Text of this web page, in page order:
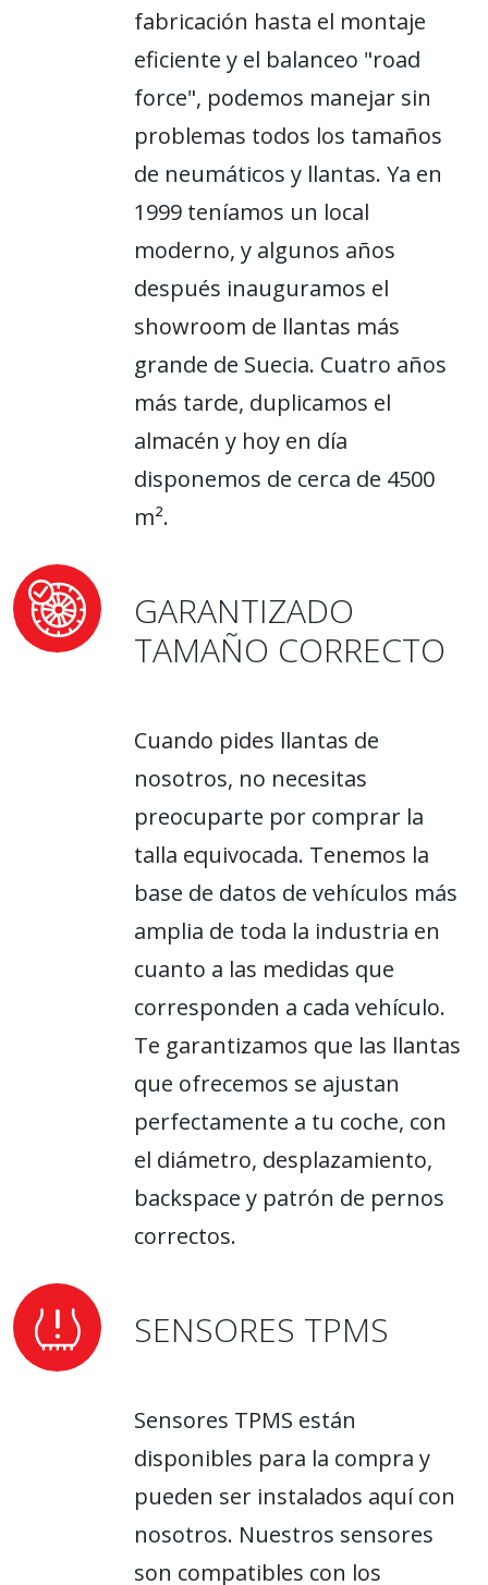
fabricación hasta el montaje
eficiente y el balanceo "road
force", podemos manejar sin
problemas todos los tamaños
de neumáticos y llantas. Ya en
1999 teníamos un local
moderno, y algunos años
después inauguramos el
showroom de llantas más
grande de Suecia. Cuatro años
más tarde, duplicamos el
almacén y hoy en día
disponemos de cerca de 4500
m².
GARANTIZADO
TAMAÑO CORRECTO
Cuando pides llantas de
nosotros, no necesitas
preocuparte por comprar la
talla equivocada. Tenemos la
base de datos de vehículos más
amplia de toda la industria en
cuanto a las medidas que
corresponden a cada vehículo.
Te garantizamos que las llantas
que ofrecemos se ajustan
perfectamente a tu coche, con
el diámetro, desplazamiento,
backspace y patrón de pernos
correctos.
SENSORES TPMS
Sensores TPMS están
disponibles para la compra y
pueden ser instalados aquí con
nosotros. Nuestros sensores
son compatibles con los